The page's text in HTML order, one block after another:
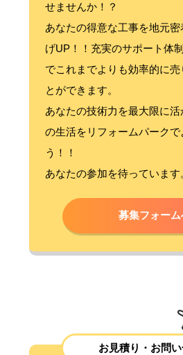
せませんか！？
あなたの得意な工事を地元
げUP！！充実のサポート体
でこれまでよりも効率的に売
とができます。
あなたの技術力を最大限に活
の生活をリフォームパークで
う！！
あなたの参加を待っています
募集フォー
お見積り・お問